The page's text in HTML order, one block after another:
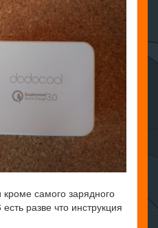
кроме самого зарядного
разве что инструкция